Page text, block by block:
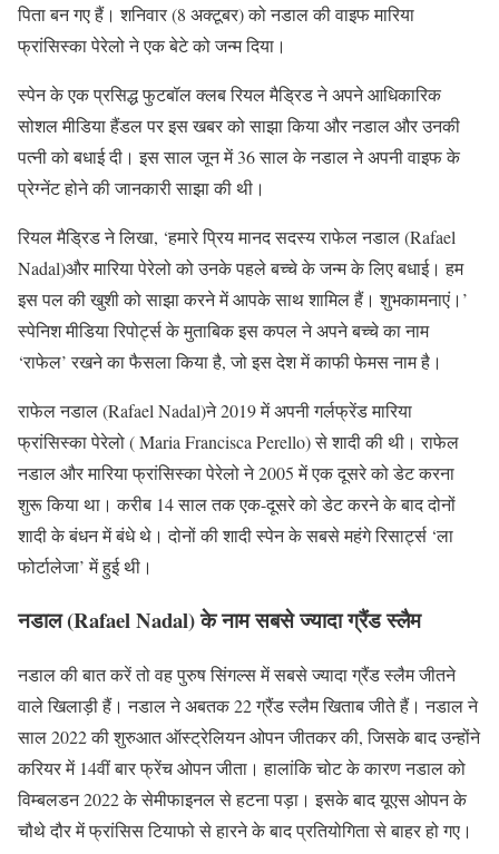
पिता बन गए हैं। शनिवार (8 अक्टूबर) को नडाल की वाइफ मारिया
फ्रांसिस्का पेरेलो ने एक बेटे को जन्म दिया।
स्पेन के एक प्रसिद्ध फुटबॉल क्लब रियल मैड्रिड ने अपने आधिकारिक
सोशल मीडिया हैंडल पर इस खबर को साझा किया और नडाल और उनकी
पत्नी को बधाई दी। इस साल जून में 36 साल के नडाल ने अपनी वाइफ के
प्रेग्नेंट होने की जानकारी साझा की थी।
रियल मैड्रिड ने लिखा, ‘हमारे प्रिय मानद सदस्य राफेल नडाल (Rafael
Nadal)और मारिया पेरेलो को उनके पहले बच्चे के जन्म के लिए बधाई। हम
इस पल की खुशी को साझा करने में आपके साथ शामिल हैं। शुभकामनाएं।’
स्पेनिश मीडिया रिपोर्ट्स के मुताबिक इस कपल ने अपने बच्चे का नाम
‘राफेल’ रखने का फैसला किया है, जो इस देश में काफी फेमस नाम है।
राफेल नडाल (Rafael Nadal)ने 2019 में अपनी गर्लफ्रेंड मारिया
फ्रांसिस्का पेरेलो ( Maria Francisca Perello) से शादी की थी। राफेल
नडाल और मारिया फ्रांसिस्का पेरेलो ने 2005 में एक दूसरे को डेट करना
शुरू किया था। करीब 14 साल तक एक-दूसरे को डेट करने के बाद दोनों
शादी के बंधन में बंधे थे। दोनों की शादी स्पेन के सबसे महंगे रिसार्ट्स ‘ला
फोर्टालेजा’ में हुई थी।
नडाल (Rafael Nadal) के नाम सबसे ज्यादा ग्रैंड स्लैम
नडाल की बात करें तो वह पुरुष सिंगल्स में सबसे ज्यादा ग्रैंड स्लैम जीतने
वाले खिलाड़ी हैं। नडाल ने अबतक 22 ग्रैंड स्लैम खिताब जीते हैं। नडाल ने
साल 2022 की शुरुआत ऑस्ट्रेलियन ओपन जीतकर की, जिसके बाद उन्होंने
करियर में 14वीं बार फ्रेंच ओपन जीता। हालांकि चोट के कारण नडाल को
विम्बलडन 2022 के सेमीफाइनल से हटना पड़ा। इसके बाद यूएस ओपन के
चौथे दौर में फ्रांसिस टियाफो से हारने के बाद प्रतियोगिता से बाहर हो गए।